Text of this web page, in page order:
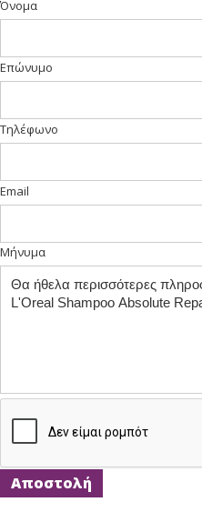
Όνομα
Επώνυμο
Τηλέφωνο
Email
Μήνυμα